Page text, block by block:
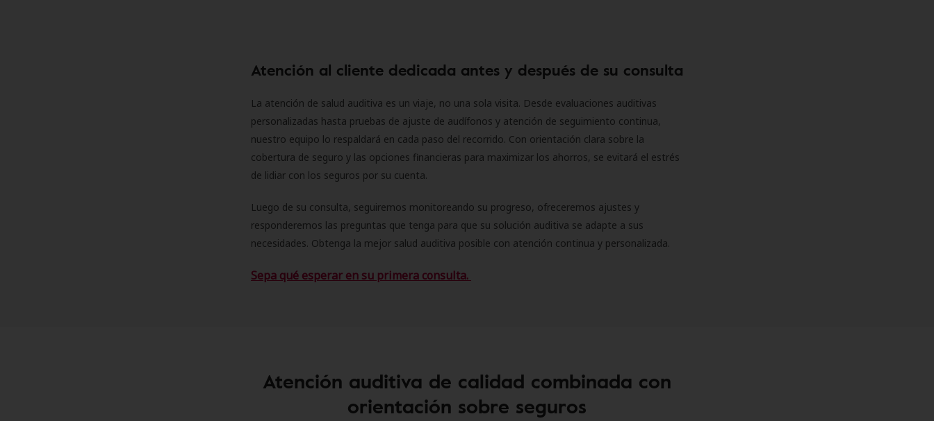
Atención al cliente dedicada antes y después de su consulta
La atención de salud auditiva es un viaje, no una sola visita. Desde evaluaciones auditivas
personalizadas hasta pruebas de ajuste de audífonos y atención de seguimiento continua,
nuestro equipo lo respaldará en cada paso del recorrido. Con orientación clara sobre la
cobertura de seguro y las opciones financieras para maximizar los ahorros, se evitará el estrés
de lidiar con los seguros por su cuenta.
Luego de su consulta, seguiremos monitoreando su progreso, ofreceremos ajustes y
responderemos las preguntas que tenga para que su solución auditiva se adapte a sus
necesidades. Obtenga la mejor salud auditiva posible con atención continua y personalizada.
Sepa qué esperar en su primera consulta.
Atención auditiva de calidad combinada con
orientación sobre seguros